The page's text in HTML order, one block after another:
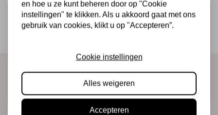
Schrijf je in voor de nieuwsbrief
Ontvang als eerste onze actie en nieuwe producten
en hoe u ze kunt beheren door op "Cookie
instellingen" te klikken. Als u akkoord gaat met ons
gebruik van cookies, klikt u op "Accepteren”.
Cookie instellingen
Alles weigeren
Accepteren